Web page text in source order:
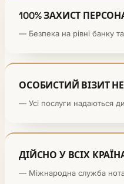
100% ЗАХИСТ
— Безпека на рівні банку
ОСОБИСТИЙ ВІЗИТ
— Усі послуги надаються
ДІЙСНО У ВСІХ
— Міжнародна служба